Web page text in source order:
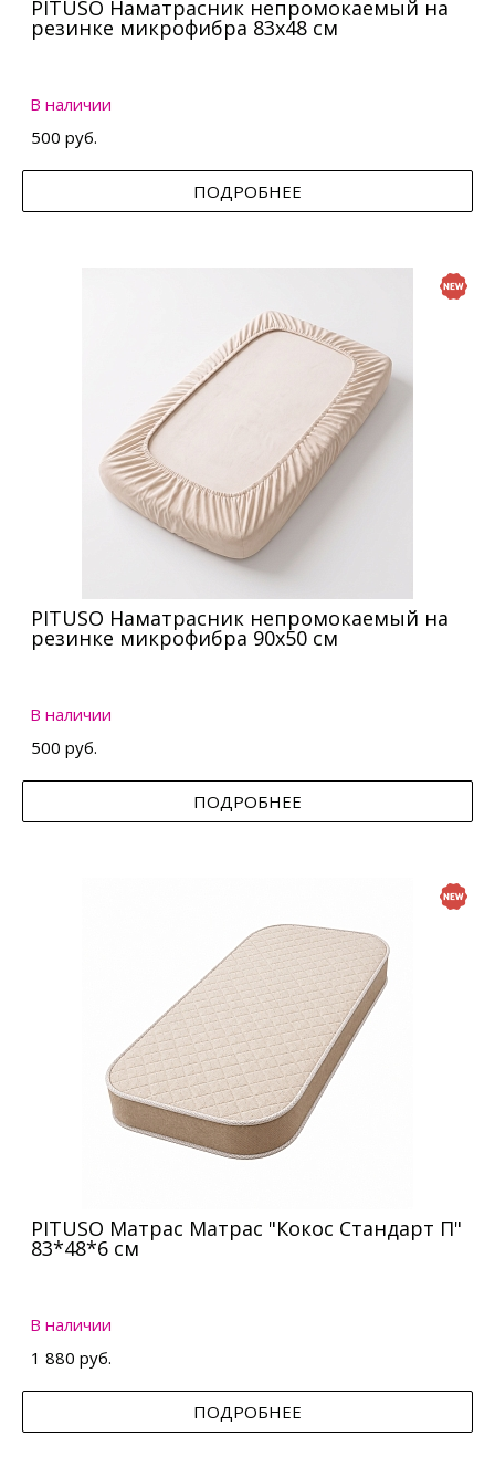
PITUSO Наматрасник непромокаемый на
резинке микрофибра 83х48 см
В наличии
500 руб.
ПОДРОБНЕЕ
PITUSO Наматрасник непромокаемый на
резинке микрофибра 90х50 см
В наличии
500 руб.
ПОДРОБНЕЕ
PITUSO Матрас Матрас "Кокос Стандарт П"
83*48*6 см
В наличии
1 880 руб.
ПОДРОБНЕЕ